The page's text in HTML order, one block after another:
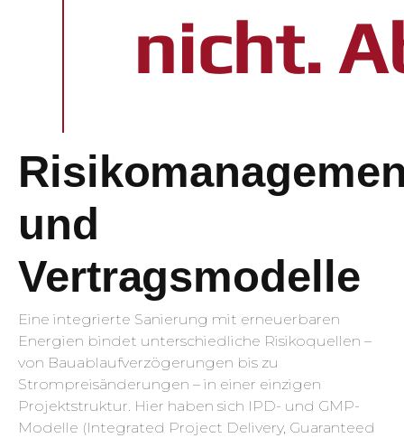
und
Vertragsmodelle
Eine integrierte Sanierung mit erneuerbaren
Energien bindet unterschiedliche Risikoquellen –
von Bauablaufverzögerungen bis zu
Strompreisänderungen – in einer einzigen
Projektstruktur. Hier haben sich IPD- und GMP-
Modelle (Integrated Project Delivery, Guaranteed